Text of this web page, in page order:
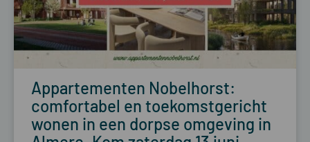
Appartementen Nobelhorst:
comfortabel en toekomstgericht
wonen in een dorpse omgeving in